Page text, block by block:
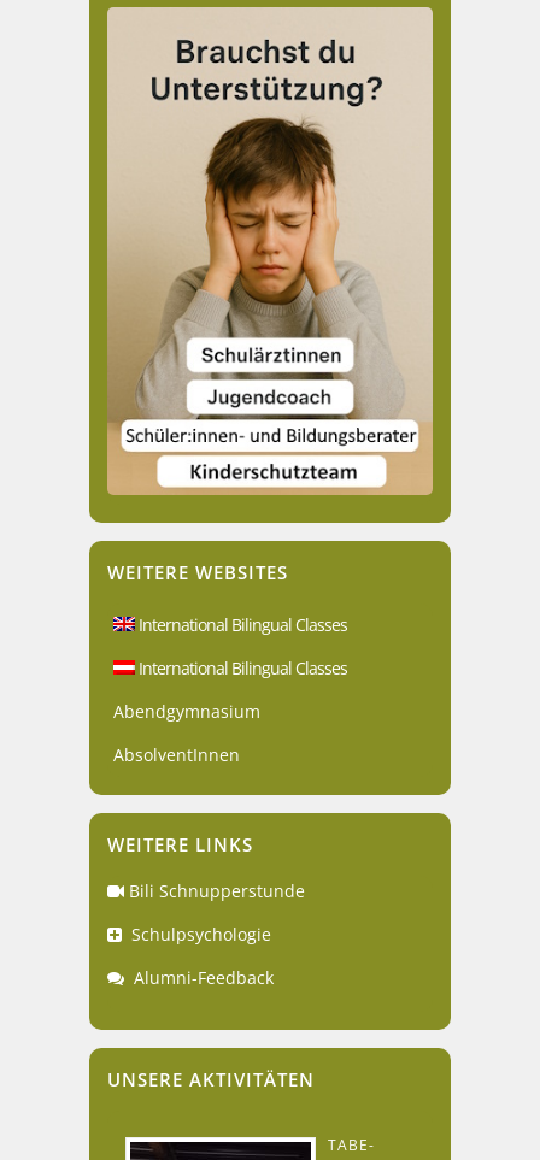
WEITERE WEBSITES
International Bilingual Classes
International Bilingual Classes
Abendgymnasium
AbsolventInnen
WEITERE LINKS
Bili Schnupperstunde
Schulpsychologie
Alumni-Feedback
UNSERE AKTIVITÄTEN
TABE-